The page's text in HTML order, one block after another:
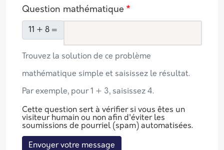
Question mathématique
11 + 8 =
Trouvez la solution de ce problème
mathématique simple et saisissez le résultat.
Par exemple, pour 1 + 3, saisissez 4.
Cette question sert à vérifier si vous êtes un
visiteur humain ou non afin d'éviter les
soumissions de pourriel (spam) automatisées.
Envoyer votre message